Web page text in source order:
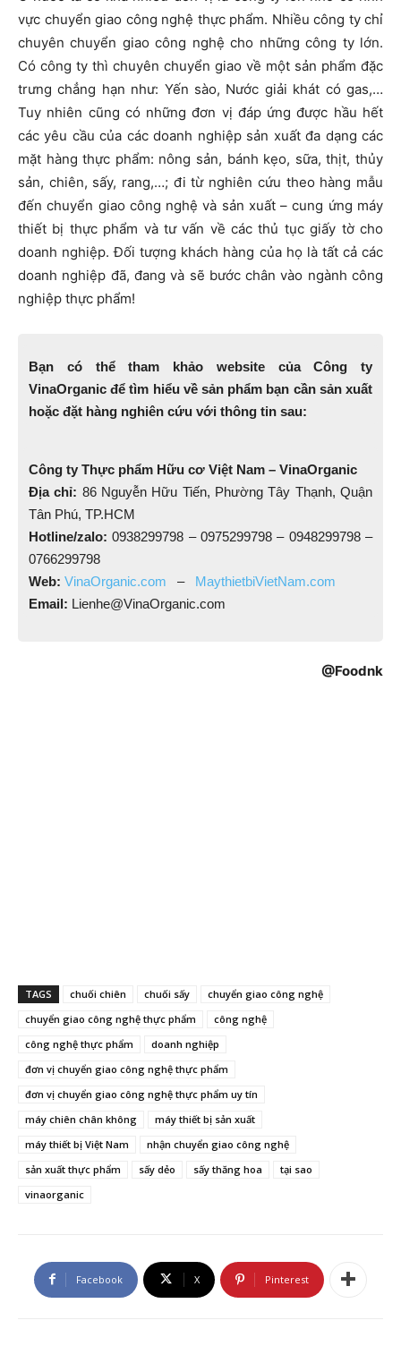
vực chuyển giao công nghệ thực phẩm. Nhiều công ty chỉ
chuyên chuyển giao công nghệ cho những công ty lớn.
Có công ty thì chuyên chuyển giao về một sản phẩm đặc
trưng chẳng hạn như: Yến sào, Nước giải khát có gas,…
Tuy nhiên cũng có những đơn vị đáp ứng được hầu hết
các yêu cầu của các doanh nghiệp sản xuất đa dạng các
mặt hàng thực phẩm: nông sản, bánh kẹo, sữa, thịt, thủy
sản, chiên, sấy, rang,…; đi từ nghiên cứu theo hàng mẫu
đến chuyển giao công nghệ và sản xuất – cung ứng máy
thiết bị thực phẩm và tư vấn về các thủ tục giấy tờ cho
doanh nghiệp. Đối tượng khách hàng của họ là tất cả các
doanh nghiệp đã, đang và sẽ bước chân vào ngành công
nghiệp thực phẩm!
Bạn có thể tham khảo website của Công ty
VinaOrganic để tìm hiểu về sản phẩm bạn cần sản xuất
hoặc đặt hàng nghiên cứu với thông tin sau:
Công ty Thực phẩm Hữu cơ Việt Nam – VinaOrganic
Địa chỉ: 86 Nguyễn Hữu Tiến, Phường Tây Thạnh, Quận
Tân Phú, TP.HCM
Hotline/zalo: 0938299798 – 0975299798 – 0948299798 –
0766299798
Web: VinaOrganic.com – MaythietbiVietNam.com
Email: Lienhe@VinaOrganic.com
@Foodnk
TAGS chuối chiên chuối sấy
chuyển giao công nghệ
chuyển giao công nghệ thực phẩm
công nghệ
công nghệ thực phẩm
doanh nghiệp
đơn vị chuyển giao công nghệ thực phẩm
đơn vị chuyển giao công nghệ thực phẩm uy tín
máy chiên chân không
máy thiết bị sản xuất
máy thiết bị Việt Nam
nhận chuyển giao công nghệ
sản xuất thực phẩm
sấy dẻo sấy thăng hoa
tại sao
vinaorganic
Facebook X Pinterest